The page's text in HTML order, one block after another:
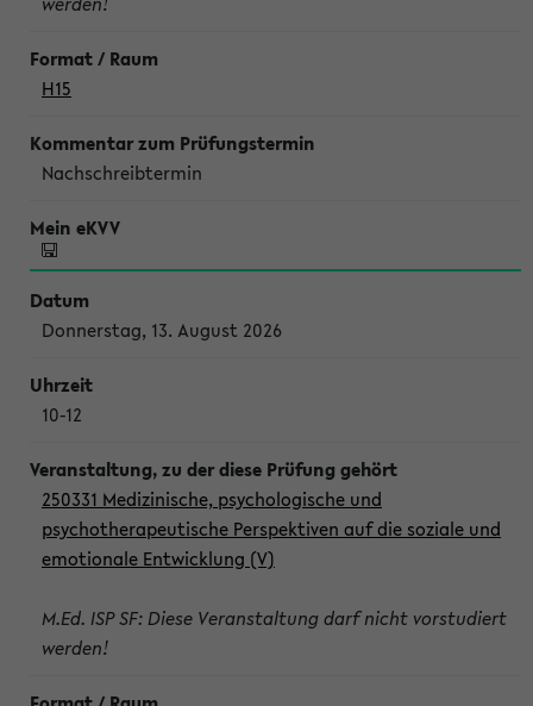
H15
Nachschreibtermin
Donnerstag, 13. August 2026
10-12
250331 Medizinische, psychologische und
psychotherapeutische Perspektiven auf die soziale und
emotionale Entwicklung (V)
M.Ed. ISP SF: Diese Veranstaltung darf nicht vorstudiert
werden!